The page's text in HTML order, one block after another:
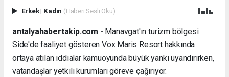
Erkek| Kadın (Haberi Sesli Oku)
antalyahabertakip.com - Manavgat'ın turizm bölgesi
Side'de faaliyet gösteren Vox Maris Resort hakkında
ortaya atılan iddialar kamuoyunda büyük yankı uyandırırken,
vatandaşlar yetkili kurumları göreve çağırıyor.